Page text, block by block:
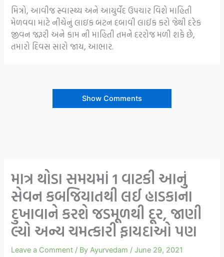
મિત્રો, આવીજ સ્વાસ્થ્ય અને આયુર્વેદ ઉપચાર વિશે માહિતી
મેળવવા માટે નીચેનું લાઇક બટન દબાવી લાઈક કરો જેથી દરેક
જીવન જરૂરી અને કામ ની માહિતી તમને દરરોજ મળી શકે છે,
તમારો દિવસ સારો જાય, આભાર.
Show Comments
માત્ર થોડા સમયમાં 1 વાટકી આનું
સેવન કબજિયાતથી લઈ હાડકાના
દુખાવાને કરશે જડમૂળથી દૂર, જાણી
લ્યો અન્ય ચમત્કારી ફાયદાઓ પણ
Leave a Comment / ByAyurvedam /June 29, 2021